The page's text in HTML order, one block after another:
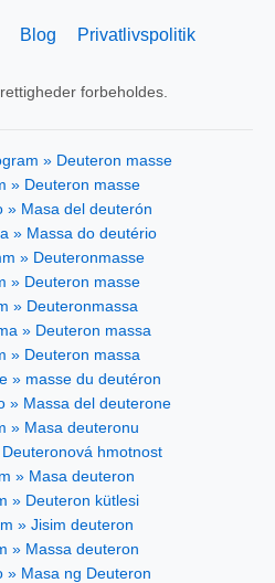
Blog Privatlivspolitik
forbeholdes.
» Deuteron masse
» Deuteron masse
» Masa del deuterón
» Massa do deutério
» Deuteronmasse
» Deuteron masse
» Deuteronmassa
» Deuteron massa
» Deuteron massa
» masse du deutéron
» Massa del deuterone
» Masa deuteronu
hmotnost
» Masa deuteron
» Deuteron kütlesi
» Jisim deuteron
» Massa deuteron
» Masa ng Deuteron